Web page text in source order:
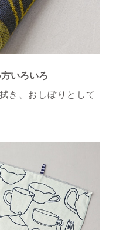
いろいろ
き、おしぼりとして